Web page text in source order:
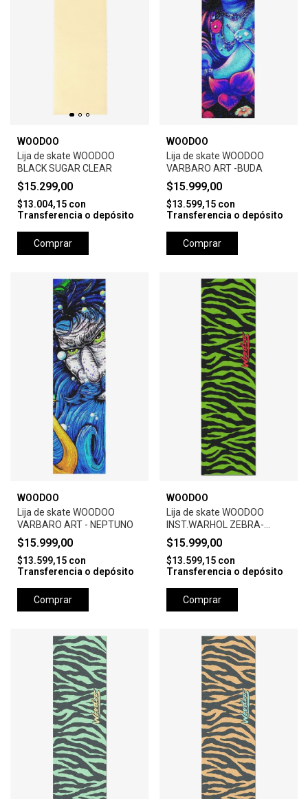
WOODOO
Lija de skate WOODOO
BLACK SUGAR CLEAR
$15.299,00
$13.004,15 con
Transferencia o depósito
Comprar
WOODOO
Lija de skate WOODOO
VARBARO ART -BUDA
$15.999,00
$13.599,15 con
Transferencia o depósito
Comprar
WOODOO
Lija de skate WOODOO
VARBARO ART - NEPTUNO
$15.999,00
$13.599,15 con
Transferencia o depósito
Comprar
WOODOO
Lija de skate WOODOO
INST.WARHOL ZEBRA-
GREEN
$15.999,00
$13.599,15 con
Transferencia o depósito
Comprar